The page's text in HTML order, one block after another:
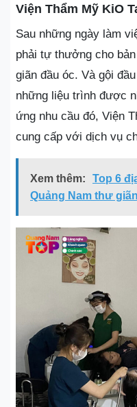
Viện Thẩm Mỹ KiO
Sau những ngày làm
phải tự thưởng cho
giãn đầu óc. Và gội
những liệu trình được
ứng nhu cầu đó, Viện
cung cấp với dịch vụ
Xem thêm:
Top 6
Quảng Nam thư